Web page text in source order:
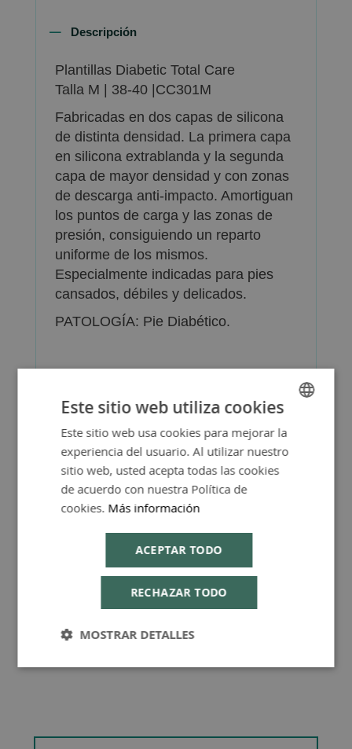
Descripción
Plantillas Diabetic Total Care
Talla M | 38-40 |CC301M
Fabricadas en dos capas de silicona
de distinta densidad. La primera capa
en silicona extrablanda y la segunda
capa de mayor densidad y con zonas
de descarga anti-impacto. Amortiguan
los puntos de carga y las zonas de
presión, consiguiendo un reparto
uniforme de los mismos.
Especialmente indicadas para pies
cansados, débiles y delicados.
PATOLOGÍA: Pie Diabético.
Consejos de Compra Producto
SPANISH
ENGLISH
Este sitio web utiliza cookies
Este sitio web usa cookies para mejorar la
experiencia del usuario. Al utilizar nuestro
sitio web, usted acepta todas las cookies
de acuerdo con nuestra Política de
cookies. Más información
ACEPTAR TODO
RECHAZAR TODO
MOSTRAR DETALLES